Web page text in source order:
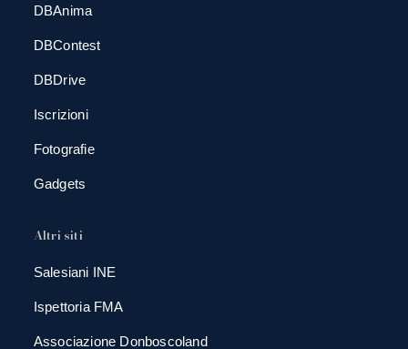
DBAnima
DBContest
DBDrive
Iscrizioni
Fotografie
Gadgets
Altri siti
Salesiani INE
Ispettoria FMA
Associazione Donboscoland